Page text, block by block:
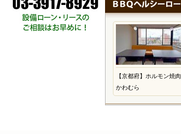
【京都府】ホルモン焼肉
かわむら